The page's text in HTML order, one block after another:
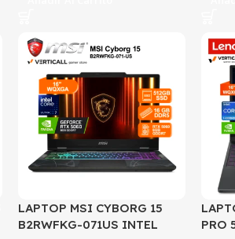
LAPTOP MSI CYBORG 15
B2RWFKG-071US INTEL
SALE
PRO